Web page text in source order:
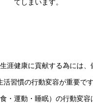
てしまいます。
涯健康に貢献する為には、
活習慣の行動変容が重要です
・運動・睡眠）の行動変容